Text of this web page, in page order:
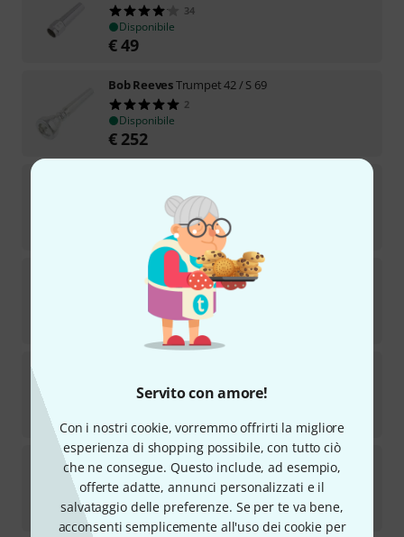
Servito con amore!
Con i nostri cookie, vorremmo offrirti la migliore
esperienza di shopping possibile, con tutto ciò
che ne consegue. Questo include, ad esempio,
offerte adatte, annunci personalizzati e il
salvataggio delle preferenze. Se per te va bene,
acconsenti semplicemente all'uso dei cookie per
34
Disponibile
€49
Bob ReevesTrumpet 42 / S 69
2
Disponibile
€ 252
2
Disponibile
Leadpipe Swab
29
Disponibile
Disponibile
€ 252
Bob Reeves Flugelhorn 43 / DF
Disponibile
€ 252